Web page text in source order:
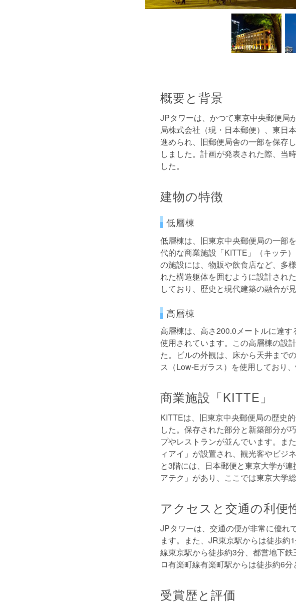
概要と背景
JPタワーは、かつて東京中央郵便局
局株式会社（現・日本郵便）、東日
進められ、旧郵便局舎の一部を保存
しました。計画が発表された際、当
した。
建物の特徴
低層棟
低層棟は、旧東京中央郵便局の一部
代的な商業施設「KITTE」（キッテ
の施設には、物販や飲食店など、多
れた構造躯体を囲むように設計され
しており、歴史と現代建築の融合が
高層棟
高層棟は、高さ200.0メートルに達
使用されています。この高層棟の設
た。ビルの外観は、床から天井まで
ス（Low-Eガラス）を使用しており
商業施設「KITTE」
KITTEは、旧東京中央郵便局の歴史
した。保存された部分と新築部分が
プやレストランが並んでいます。ま
ィアイ」が設置され、観光客やビジ
と3階には、日本郵便と東京大学が
アテク」があり、ここでは東京大学
アクセスと交通の利便
JPタワーは、交通の便が非常に優れ
ます。また、JR東京駅からは徒歩
線東京駅から徒歩約3分、都営地下
ロ有楽町線有楽町駅からは徒歩約6分
受賞歴と評価